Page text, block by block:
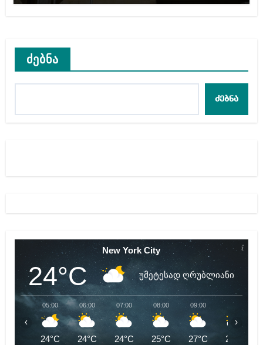
ძებნა
ძებნა
New York City
24°C უმეტესად ღრუბლიანი
05:00
24°C
06:00
24°C
07:00
24°C
08:00
25°C
09:00
27°C
10:00
28°C
‹ ›